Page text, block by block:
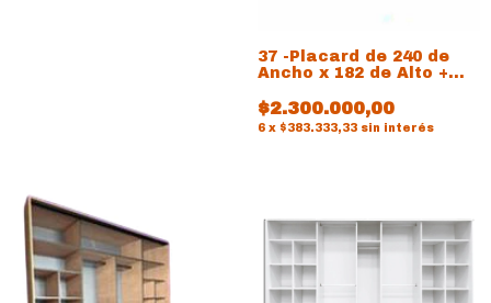
37 -Placard de 240 de
Ancho x 182 de Alto +
de Alto x 60
$2.300.000,00
6 x $383.333,33 sin interés